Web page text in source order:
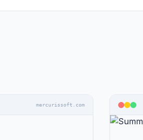
mercurissoft.com